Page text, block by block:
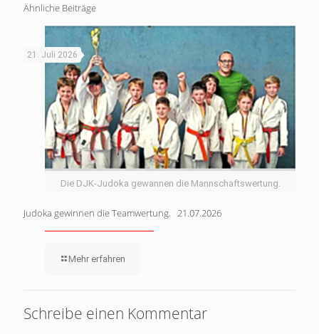
Ähnliche Beiträge
Die DJK-Judoka gewannen die Mannschaftswertung.
21. Juli 2026
Judoka gewinnen die Teamwertung. 21.07.2026
Mehr erfahren
Schreibe einen Kommentar